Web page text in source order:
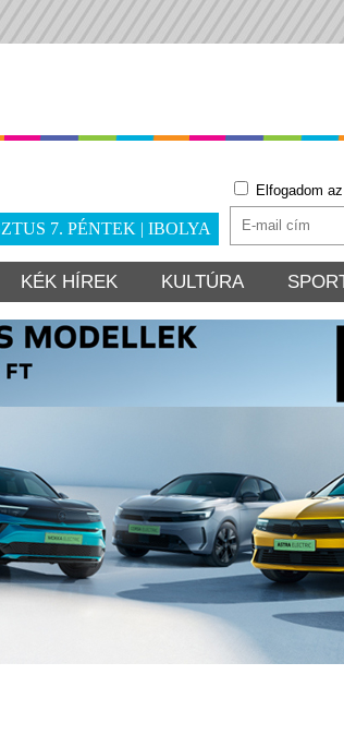
7. PÉNTEK | IBOLYA
Elfogadom az
KÉK HÍREK KULTÚRA